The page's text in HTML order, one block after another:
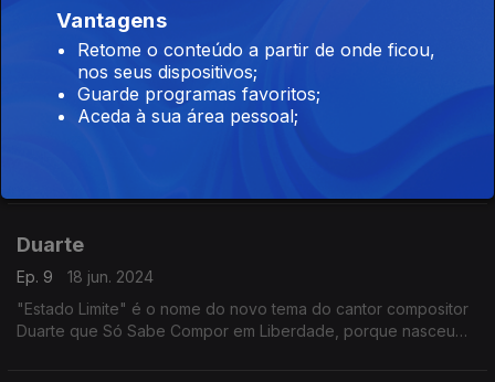
Afonso Dubraz Só Sabe Compor em Liberdade porque nasceu
Diana Castro
25 jun. 2024
Duarte
Ep. 9
18 jun. 2024
"Estado Limite" é o nome do novo tema do cantor compositor
Duarte que Só Sabe Compor em Liberdade, porque nasceu
Vantagens
Retome o conteúdo a partir de onde ficou,
nos seus dispositivos;
Guarde programas favoritos;
Aceda à sua área pessoal;